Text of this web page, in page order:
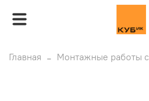
Главная Монтажные работы